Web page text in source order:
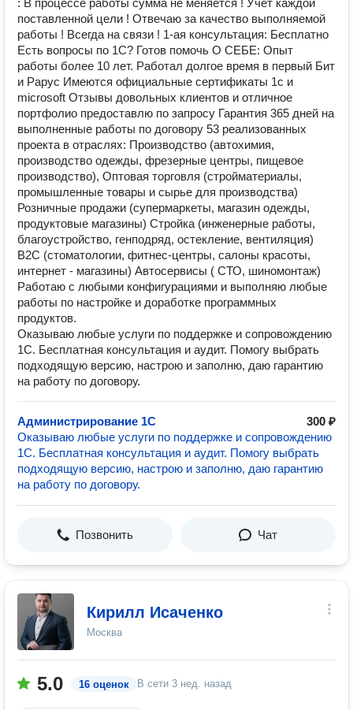
: В процессе работы сумма не меняется ! Учет каждой
поставленной цели ! Отвечаю за качество выполняемой
работы ! Всегда на связи ! 1-ая консультация: Бесплатно
Есть вопросы по 1С? Готов помочь О СЕБЕ: Опыт
работы более 10 лет. Работал долгое время в первый Бит
и Рарус Имеются официальные сертификаты 1с и
microsoft Отзывы довольных клиентов и отличное
портфолио предоставлю по запросу Гарантия 365 дней на
выполненные работы по договору 53 реализованных
проекта в отраслях: Производство (автохимия,
производство одежды, фрезерные центры, пищевое
производство), Оптовая торговля (стройматериалы,
промышленные товары и сырье для производства)
Розничные продажи (супермаркеты, магазин одежды,
продуктовые магазины) Стройка (инженерные работы,
благоустройство, генподряд, остекление, вентиляция)
B2C (стоматологии, фитнес-центры, салоны красоты,
интернет - магазины) Автосервисы ( СТО, шиномонтаж)
Работаю с любыми конфигурациями и выполняю любые
работы по настройке и доработке программных
продуктов.
Оказываю любые услуги по поддержке и сопровождению
1С. Бесплатная консультация и аудит. Помогу выбрать
подходящую версию, настрою и заполню, даю гарантию
на работу по договору.
Администрирование 1С
300 ₽
Оказываю любые услуги по поддержке и сопровождению
1С. Бесплатная консультация и аудит. Помогу выбрать
подходящую версию, настрою и заполню, даю гарантию
на работу по договору.
Позвонить Чат
Кирилл Исаченко
Москва
5.0 16 оценок В сети 3 нед. назад